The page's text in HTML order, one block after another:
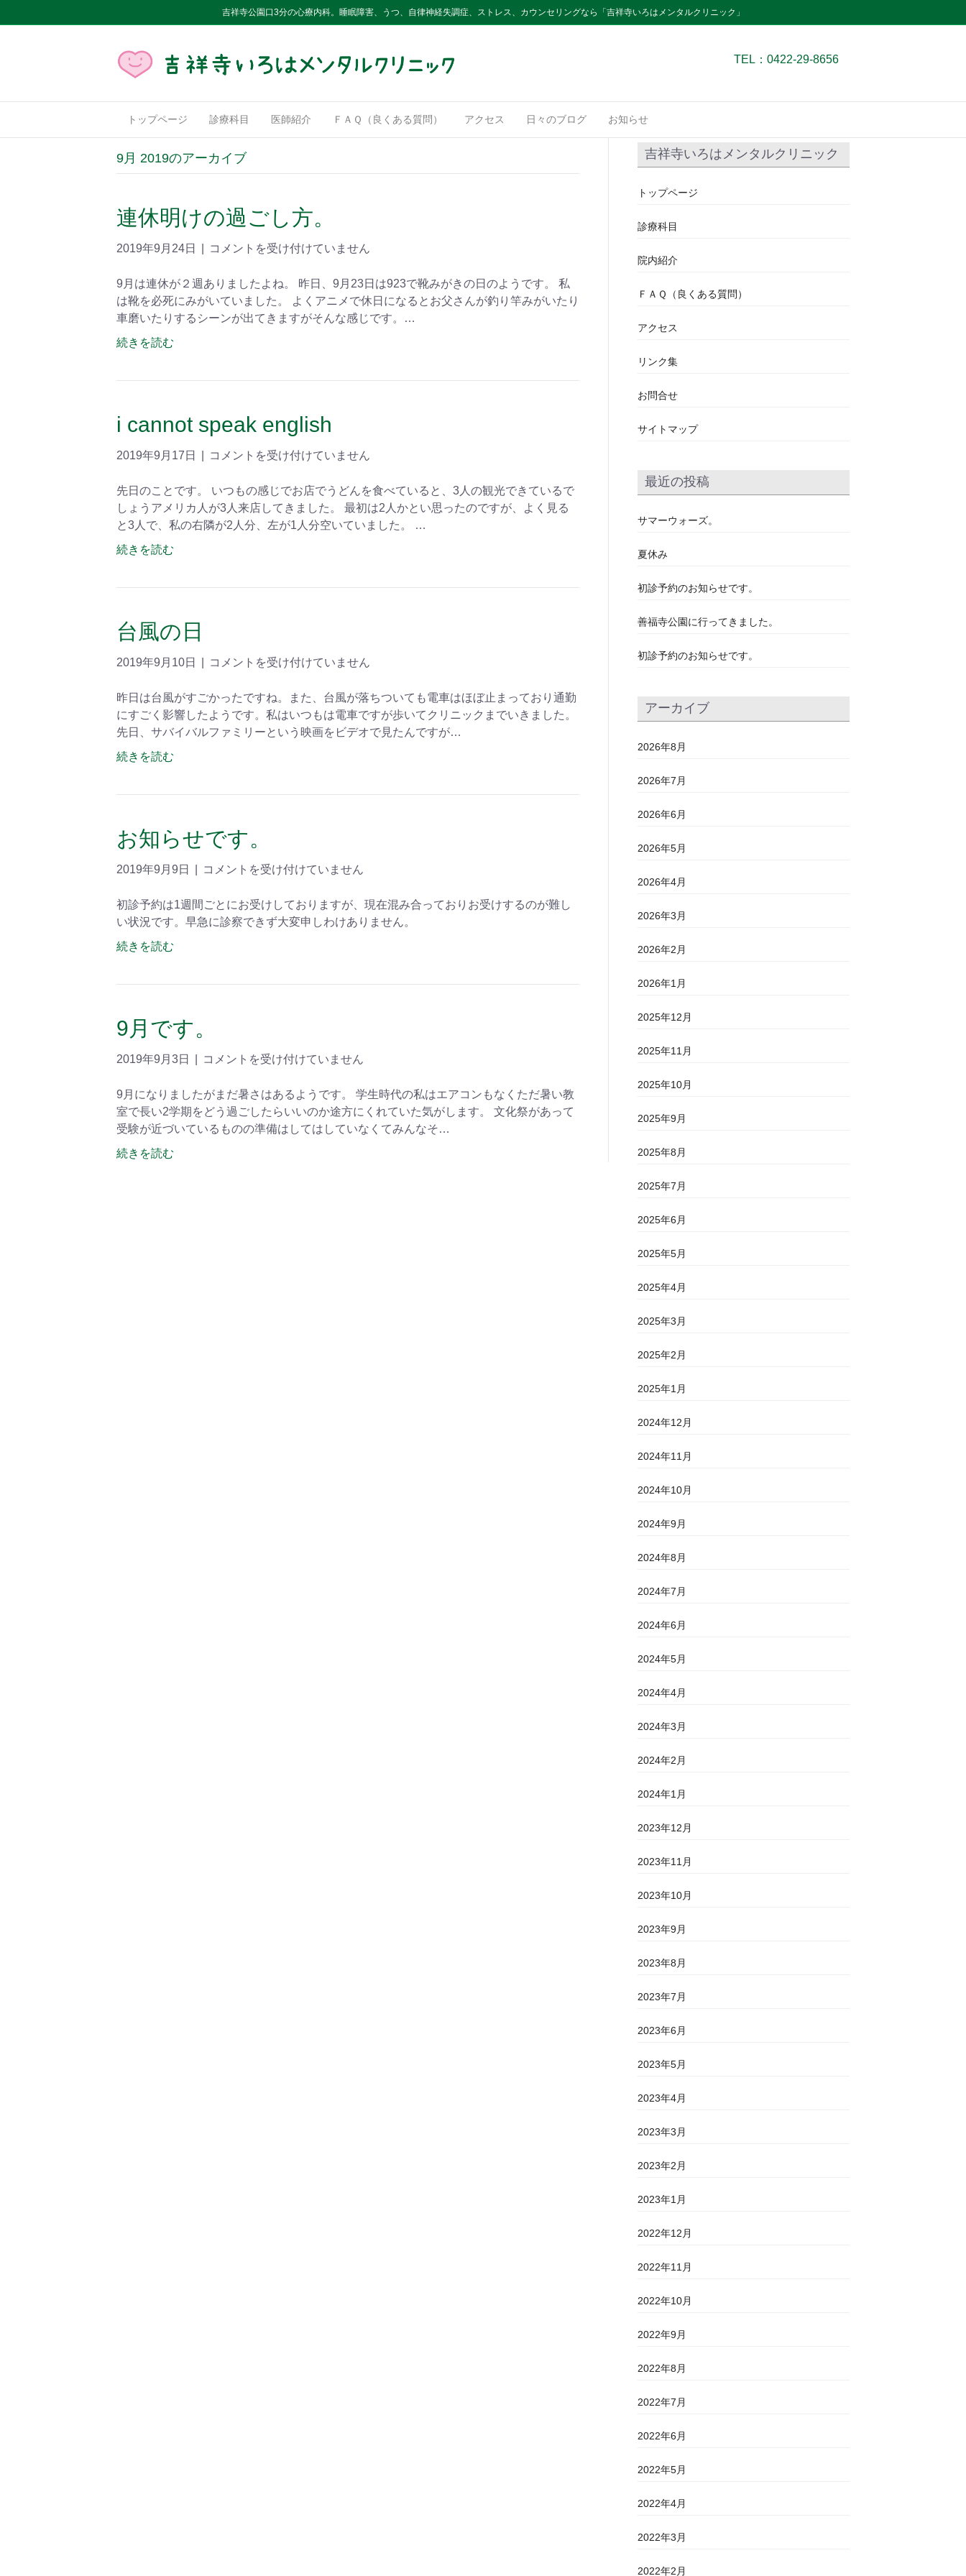
吉祥寺公園口3分の心療内科。睡眠障害、うつ、自律神経失調症、ストレス、カウンセリングなら「吉祥寺いろはメンタルクリニック」
TEL：0422-29-8656
トップページ 診療科目 医師紹介 ＦＡＱ（良くある質問） アクセス 日々のブログ お知らせ
9月 2019のアーカイブ
連休明けの過ごし方。
2019年9月24日 コメントを受け付けていません
9月は連休が２週ありましたよね。 昨日、9月23日は923で靴みがきの日のようです。 私
は靴を必死にみがいていました。 よくアニメで休日になるとお父さんが釣り竿みがいたり
車磨いたりするシーンが出てきますがそんな感じです。…
続きを読む
i cannot speak english
2019年9月17日 コメントを受け付けていません
先日のことです。 いつもの感じでお店でうどんを食べていると、3人の観光できているで
しょうアメリカ人が3人来店してきました。 最初は2人かとい思ったのですが、よく見る
と3人で、私の右隣が2人分、左が1人分空いていました。 …
続きを読む
台風の日
2019年9月10日 コメントを受け付けていません
昨日は台風がすごかったですね。また、台風が落ちついても電車はほぼ止まっており通勤
にすごく影響したようです。私はいつもは電車ですが歩いてクリニックまでいきました。
先日、サバイバルファミリーという映画をビデオで見たんですが…
続きを読む
お知らせです。
2019年9月9日 コメントを受け付けていません
初診予約は1週間ごとにお受けしておりますが、現在混み合っておりお受けするのが難し
い状況です。早急に診察できず大変申しわけありません。
続きを読む
9月です。
2019年9月3日 コメントを受け付けていません
9月になりましたがまだ暑さはあるようです。 学生時代の私はエアコンもなくただ暑い教
室で長い2学期をどう過ごしたらいいのか途方にくれていた気がします。 文化祭があって
受験が近づいているものの準備はしてはしていなくてみんなそ…
続きを読む
吉祥寺いろはメンタルクリニック
トップページ
診療科目
院内紹介
ＦＡＱ（良くある質問）
アクセス
リンク集
お問合せ
サイトマップ
最近の投稿
サマーウォーズ。
夏休み
初診予約のお知らせです。
善福寺公園に行ってきました。
初診予約のお知らせです。
アーカイブ
2026年8月
2026年7月
2026年6月
2026年5月
2026年4月
2026年3月
2026年2月
2026年1月
2025年12月
2025年11月
2025年10月
2025年9月
2025年8月
2025年7月
2025年6月
2025年5月
2025年4月
2025年3月
2025年2月
2025年1月
2024年12月
2024年11月
2024年10月
2024年9月
2024年8月
2024年7月
2024年6月
2024年5月
2024年4月
2024年3月
2024年2月
2024年1月
2023年12月
2023年11月
2023年10月
2023年9月
2023年8月
2023年7月
2023年6月
2023年5月
2023年4月
2023年3月
2023年2月
2023年1月
2022年12月
2022年11月
2022年10月
2022年9月
2022年8月
2022年7月
2022年6月
2022年5月
2022年4月
2022年3月
2022年2月